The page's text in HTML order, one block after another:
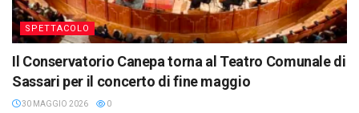
SPETTACOLO
Il Conservatorio Canepa torna al Teatro Comunale di
Sassari per il concerto di fine maggio
30 MAGGIO 2026 0